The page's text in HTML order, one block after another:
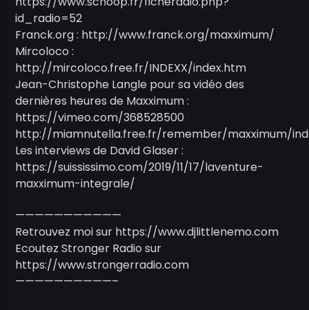
id_radio=52
Franck.org : http://www.franck.org/maxximum/
Mircoloco :
http://mircoloco.free.fr/INDEXX/index.htm
Jean-Christophe Langle pour sa vidéo des
dernières heures de Maxximum :
https://vimeo.com/368528500
http://miamnutella.free.fr/remember/maxximum/
Les interviews de David Glaser :
https://suississimo.com/2019/11/17/laventure-
maxximum-integrale/
———————————
Retrouvez moi sur https://www.djlittlenemo.com
Ecoutez Stronger Radio sur
https://www.strongerradio.com
——————————–